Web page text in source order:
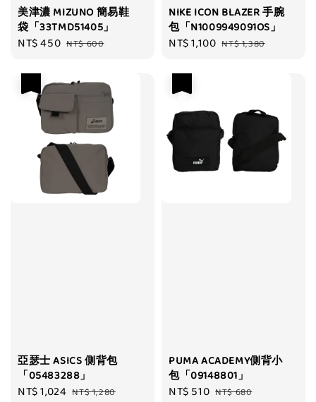
美津濃 MIZUNO 簡易鞋
袋「33TMD51405」
Sale
NT$ 450 Regular
NT$ 600
NIKE ICON BLAZER 手腕
包「N1009949091OS」
Sale
NT$ 1,100 Regular
NT$ 1,380
亞瑟士 ASICS 側背包
「05483288」
Sale
NT$ 1,024 Regular
NT$ 1,280
PUMA ACADEMY側背小
包「09148801」
Sale
NT$ 510 Regular
NT$ 680